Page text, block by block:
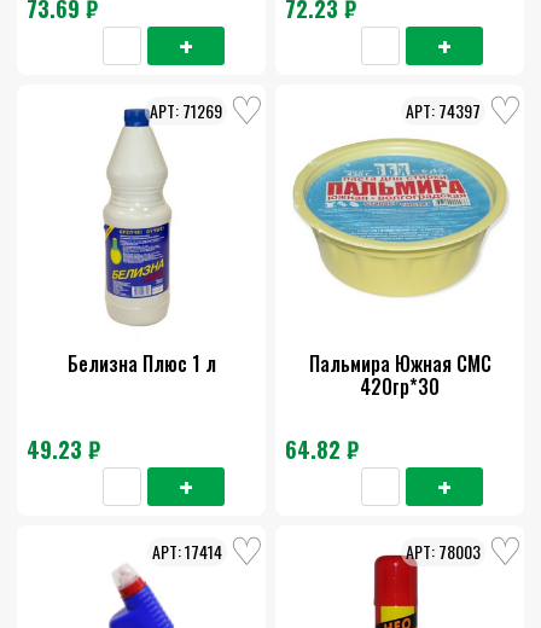
73.69 ₽ 72.23 ₽
Белизна Плюс 1 л
49.23 ₽
71269
Пальмира Южная СМС
420гр*30
64.82 ₽
74397
17414 78003